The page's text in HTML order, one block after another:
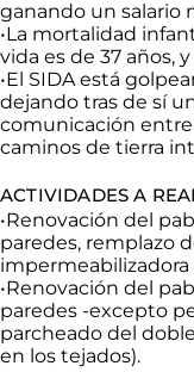
ganando un salario
•La mortalidad
vida es de 37 años,
•El SIDA está
dejando tras de sí
comunicación entre
caminos de tierra
ACTIVIDADES A
•Renovación del
paredes, remplazo
impermeabilizadora
•Renovación del
paredes -excepto
parcheado del
en los tejados).